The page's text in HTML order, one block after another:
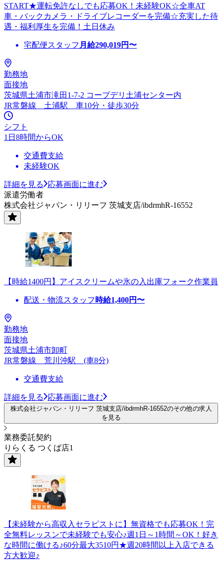
START★運転免許なしでも応募OK！未経験OK☆全車AT
車・バックカメラ・ドライブレコーダーを完備☆充実した待
遇・福利厚生を完備！土日休み
宅配便スタッフ 月給290,019円〜
勤務地
面接地
茨城県土浦市滝田1-7-2 コープデリ土浦センター内
JR常磐線 土浦駅 車10分・徒歩30分
シフト
1日8時間からOK
交通費支給
未経験OK
詳細を見る
応募画面に進む
派遣労働者
株式会社ジャパン・リリーフ 茨城支店/ibdrmhR-16552
【時給1400円】アイスクリームや氷の入出庫フォーク作業員
配送・物流スタッフ 時給1,400円〜
勤務地
面接地
茨城県土浦市卸町
JR常磐線 荒川沖駅 (車8分)
交通費支給
詳細を見る 応募画面に進む
株式会社ジャパン・リリーフ 茨城支店/ibdrmhR-16552のその他の求人
を見る
業務委託契約
りらくる つくば店1
【未経験から高収入セラピストに】無資格でも応募OK！完
全無料レッスンで未経験でも安心♪週1日～1時間～OK！好き
な時間に働ける♪60分最大3510円★週20時間以上入店できる
方大歓迎♪